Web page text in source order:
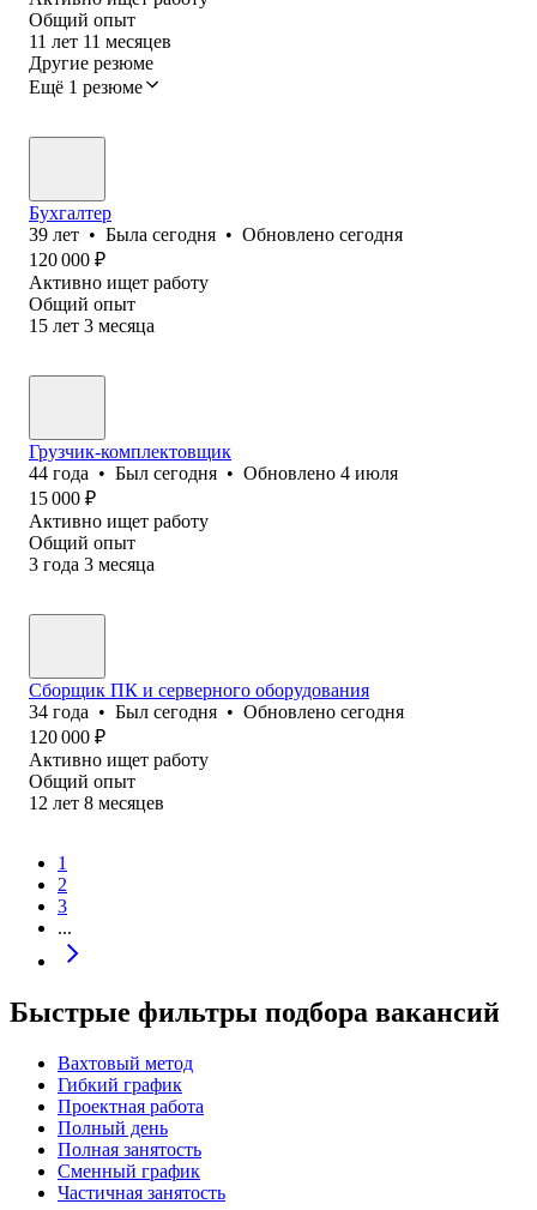
Общий опыт
11 лет 11 месяцев
Другие резюме
Ещё 1 резюме
Бухгалтер
39 лет • Была сегодня • Обновлено сегодня
120 000 ₽
Активно ищет работу
Общий опыт
15 лет 3 месяца
Грузчик-комплектовщик
44 года • Был сегодня • Обновлено 4 июля
15 000 ₽
Активно ищет работу
Общий опыт
3 года 3 месяца
Сборщик ПК и серверного оборудования
34 года • Был сегодня • Обновлено сегодня
120 000 ₽
Активно ищет работу
Общий опыт
12 лет 8 месяцев
1
2
3
...
Быстрые фильтры подбора вакансий
Вахтовый метод
Гибкий график
Проектная работа
Полный день
Полная занятость
Сменный график
Частичная занятость